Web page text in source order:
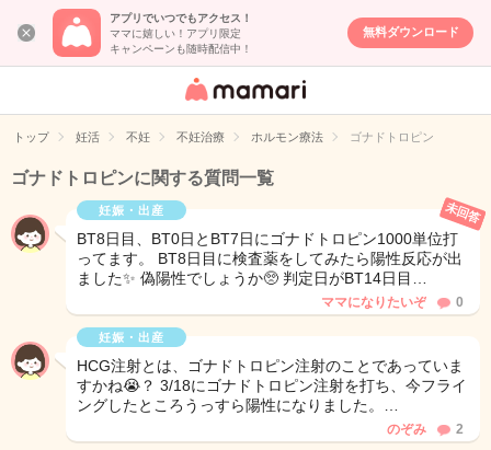
アプリでいつでもアクセス！
ママに嬉しい！アプリ限定
キャンペーンも随時配信中！
無料ダウンロード
女性専用匿名QA
イト
トップ 妊活 不妊 不妊治療 ホルモン療法 ゴナドトロピン
ゴナドトロピンに関する質問一覧
妊娠・出産
BT8日目、BT0日とBT7日にゴナドトロピン1000単位打
ってます。 BT8日目に検査薬をしてみたら陽性反応が出
ました✨ 偽陽性でしょうか🥺 判定日がBT14日目…
未回答
ママになりたいぞ 0
妊娠・出産
HCG注射とは、ゴナドトロピン注射のことであっていま
すかね😭？ 3/18にゴナドトロピン注射を打ち、今フライ
ングしたところうっすら陽性になりました。…
のぞみ 2